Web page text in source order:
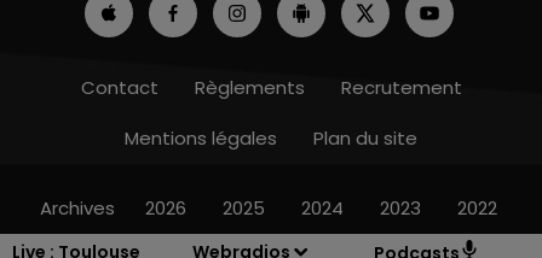
Live : Toulouse Webradios Podcasts
Contact Règlements
Recrutement
Mentions légales
Plan du site
Archives 2026 2025 2024 2023 2022